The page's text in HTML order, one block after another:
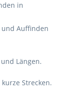
in
Auffinden
Längen.
Strecken.